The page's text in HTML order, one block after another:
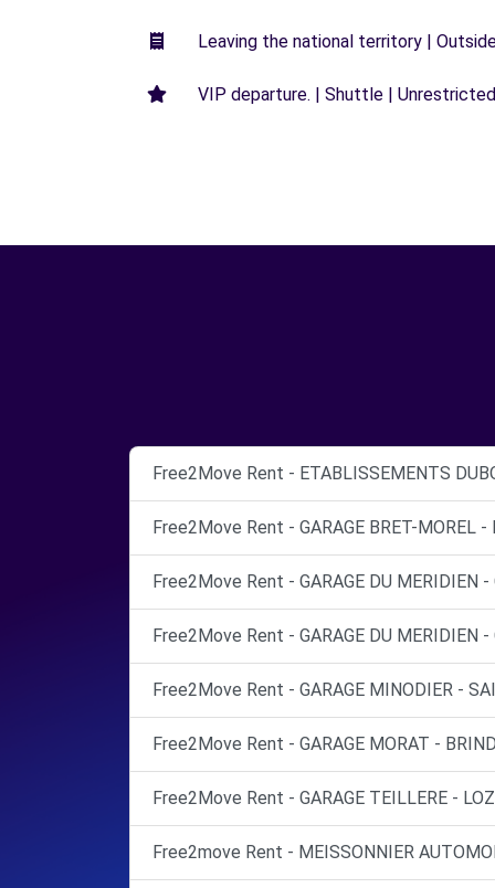
Leaving the national territory |
VIP departure. | Shuttle |
Free2Move Rent - ETABLISSEMENTS
Free2Move Rent - GARAGE BRET-MOREL -
Free2Move Rent - GARAGE DU MERIDIEN
Free2Move Rent - GARAGE DU MERIDIEN -
Free2Move Rent - GARAGE MINODIER -
Free2Move Rent - GARAGE MORAT -
Free2Move Rent - GARAGE TEILLERE -
Free2move Rent - MEISSONNIER